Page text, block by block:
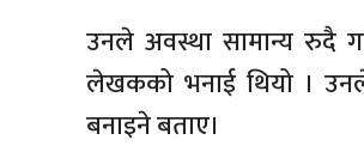
उनले अवस्था सामान्यरुदै
लेखकको भनाई थियो । उनले
बनाइने बताए।